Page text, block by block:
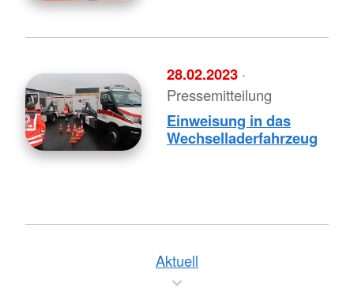
28.02.2023 ·
Pressemitteilung
Einweisung in das
Wechselladerfahrzeug
Aktuell